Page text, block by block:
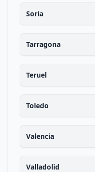
Soria
Tarragona
Teruel
Toledo
Valencia
Valladolid